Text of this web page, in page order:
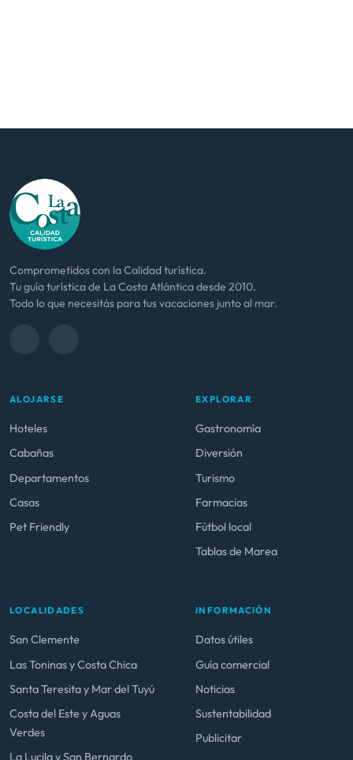
Comprometidos con la Calidad turística.
Tu guía turística de La Costa Atlántica desde 2010.
Todo lo que necesitás para tus vacaciones junto al mar.
ALOJARSE
Hoteles
Cabañas
Departamentos
Casas
Pet Friendly
EXPLORAR
Gastronomía
Diversión
Turismo
Farmacias
Fútbol local
Tablas de Marea
LOCALIDADES
San Clemente
Las Toninas y Costa Chica
Santa Teresita y Mar del Tuyú
Costa del Este y Aguas
Verdes
La Lucila y San Bernardo
INFORMACIÓN
Datos útiles
Guía comercial
Noticias
Sustentabilidad
Publicitar